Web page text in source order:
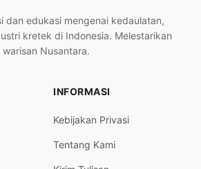
dan edukasi mengenai kedaulatan,
kretek di Indonesia. Melestarikan
warisan Nusantara.
INFORMASI
Kebijakan Privasi
Tentang Kami